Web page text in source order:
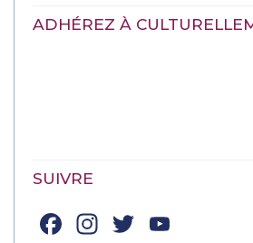
ADHÉREZ À
SUIVRE
Facebook
Instagram
Twitter